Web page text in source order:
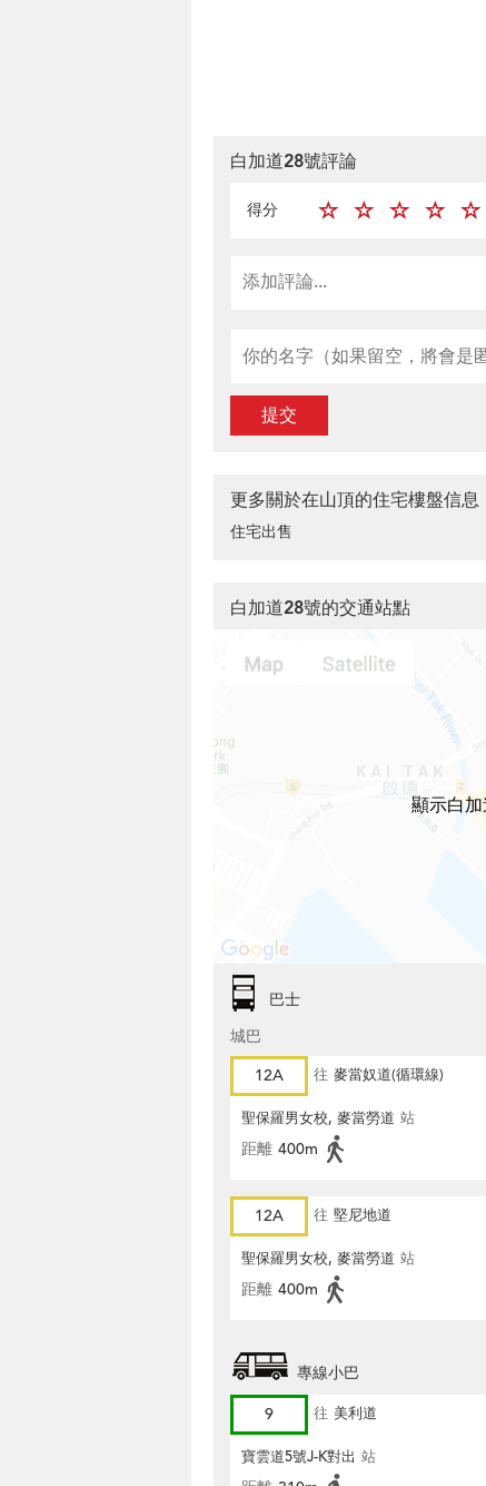
白加道28號評論
得分
提交
更多關於在山頂的住宅樓盤信息
住宅出售
白加道28號的交通站點
顯示白
巴士
城巴
12A
往 麥當奴道(循環線)
聖保羅男女校, 麥當勞道 站
距離 400m
12A 往 堅尼地道
聖保羅男女校, 麥當勞道 站
距離 400m
專線小巴
9
往 美利道
寶雲道5號J-K對出 站